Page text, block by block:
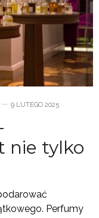
9 LUTEGO 2025
nie tylko
Perfumy